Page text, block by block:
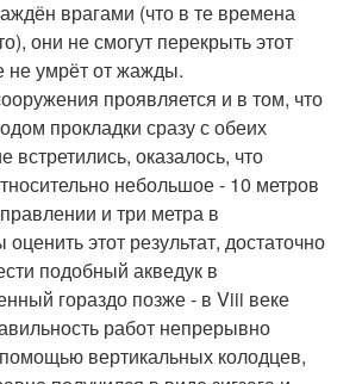
врагами (что в те времена
они не смогут перекрыть этот
не умрёт от жажды.
проявляется и в том, что
прокладки сразу с обеих
встретились, оказалось, что
небольшое - 10 метров
и три метра в
этот результат, достаточно
подобный акведук в
гораздо позже - в Viii веке
работ непрерывно
вертикальных колодцев,